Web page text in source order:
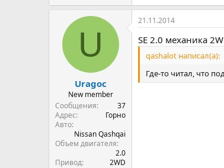
U
Uragoc
New member
Сообщения
37
Адрес
Горно
Авто
Nissan Qashqai
Объем двигателя
2.0
Привод
2WD
21.11.2014
SE 2.0 механика
qashalot написал(а):
Где-то читал, что